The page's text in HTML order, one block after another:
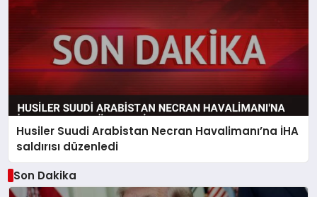
Husiler Suudi Arabistan Necran Havalimanı’na İHA
saldırısı düzenledi
Son Dakika